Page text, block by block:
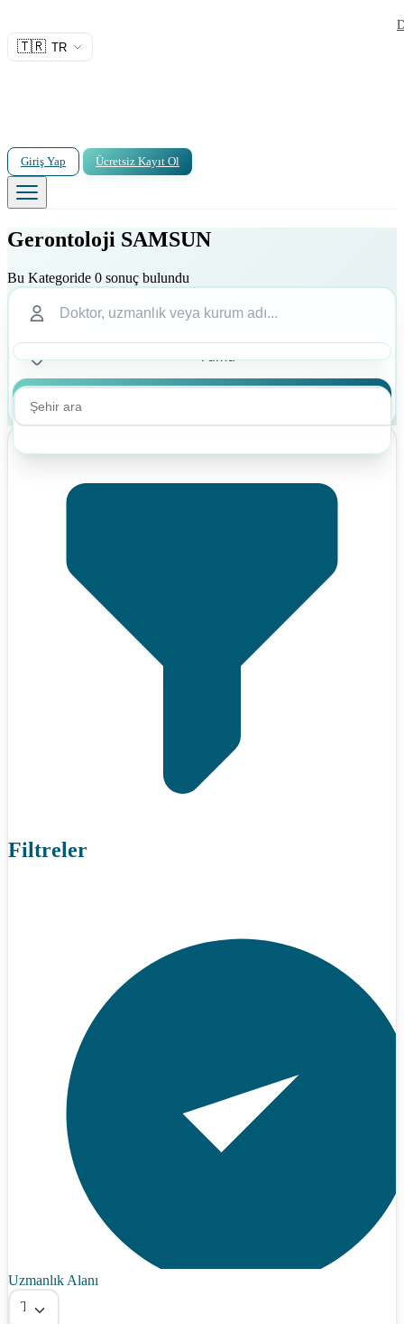
🇹🇷 TR
Giriş Yap Ücretsiz Kayıt Ol
Gerontoloji SAMSUN
Bu Kategoride 0 sonuç bulundu
Filtreler
Uzmanlık Alanı
Tümü